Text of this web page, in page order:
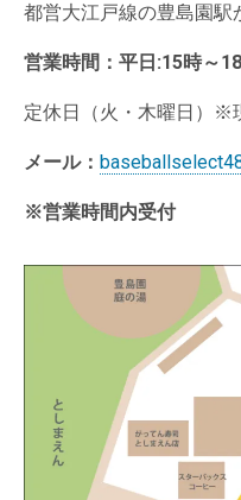
都営大江戸線の豊島園駅
営業時間： 平日:15時～
定休日（火・木曜日）※
メール：
※営業時間内受付